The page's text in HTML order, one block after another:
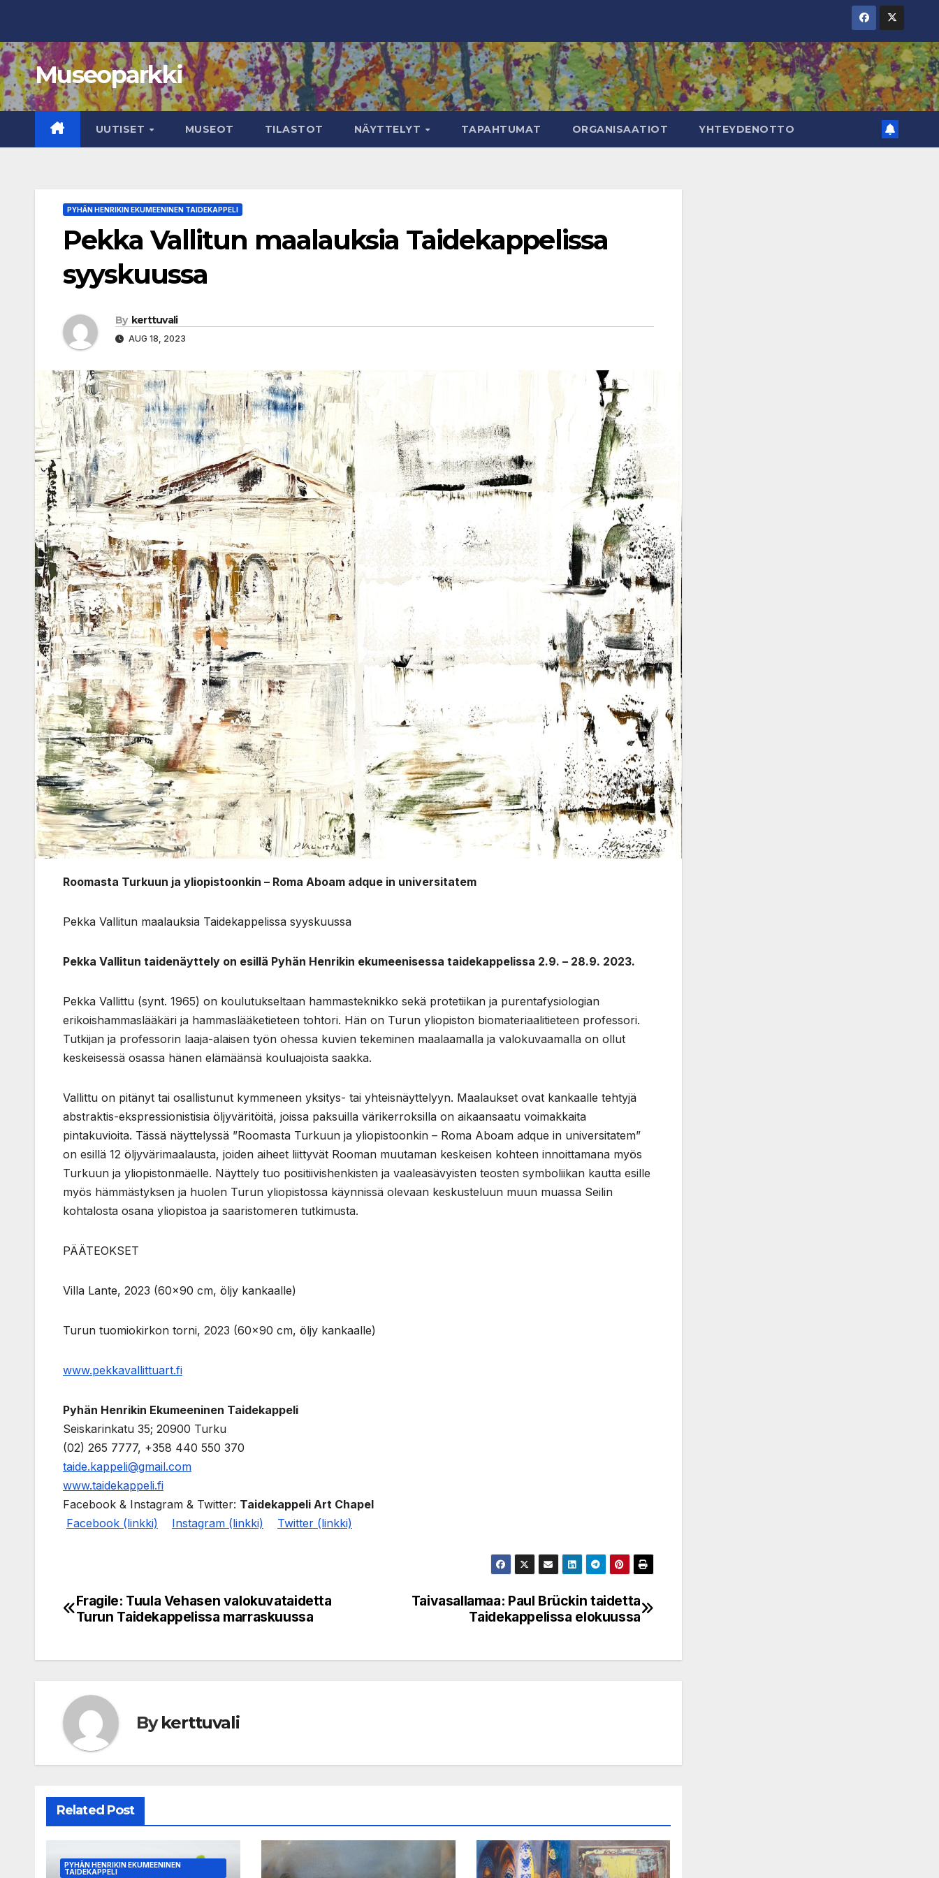
content
Museoparkki
UUTISET MUSEOT TILASTOT NÄYTTELYT TAPAHTUMAT ORGANISAATIOT YHTEYDENOTTO
PYHÄN HENRIKIN EKUMEENINEN TAIDEKAPPELI
Pekka Vallitun maalauksia Taidekappelissa
syyskuussa
By kerttuvali
AUG 18, 2023
Roomasta Turkuun ja yliopistoonkin – Roma Aboam adque in universitatem
Pekka Vallitun maalauksia Taidekappelissa syyskuussa
Pekka Vallitun taidenäyttely on esillä Pyhän Henrikin ekumeenisessa taidekappelissa 2.9. – 28.9. 2023.
Pekka Vallittu (synt. 1965) on koulutukseltaan hammasteknikko sekä protetiikan ja purentafysiologian
erikoishammaslääkäri ja hammaslääketieteen tohtori. Hän on Turun yliopiston biomateriaalitieteen professori.
Tutkijan ja professorin laaja-alaisen työn ohessa kuvien tekeminen maalaamalla ja valokuvaamalla on ollut
keskeisessä osassa hänen elämäänsä kouluajoista saakka.
Vallittu on pitänyt tai osallistunut kymmeneen yksitys- tai yhteisnäyttelyyn. Maalaukset ovat kankaalle tehtyjä
abstraktis-ekspressionistisia öljyväritöitä, joissa paksuilla värikerroksilla on aikaansaatu voimakkaita
pintakuvioita. Tässä näyttelyssä ”Roomasta Turkuun ja yliopistoonkin – Roma Aboam adque in universitatem”
on esillä 12 öljyvärimaalausta, joiden aiheet liittyvät Rooman muutaman keskeisen kohteen innoittamana myös
Turkuun ja yliopistonmäelle. Näyttely tuo positiivishenkisten ja vaaleasävyisten teosten symboliikan kautta esille
myös hämmästyksen ja huolen Turun yliopistossa käynnissä olevaan keskusteluun muun muassa Seilin
kohtalosta osana yliopistoa ja saaristomeren tutkimusta.
PÄÄTEOKSET
Villa Lante, 2023 (60×90 cm, öljy kankaalle)
Turun tuomiokirkon torni, 2023 (60×90 cm, öljy kankaalle)
www.pekkavallittuart.fi
Pyhän Henrikin Ekumeeninen Taidekappeli
Seiskarinkatu 35; 20900 Turku
(02) 265 7777, +358 440 550 370
taide.kappeli@gmail.com
www.taidekappeli.fi
Facebook & Instagram & Twitter: Taidekappeli Art Chapel
Facebook (linkki)
Instagram (linkki) Twitter (linkki)
Post
Taivasallamaa: Paul Brückin taidetta
Taidekappelissa elokuussa
Fragile: Tuula Vehasen valokuvataidetta
Turun Taidekappelissa marraskuussa
Bykerttuvali
Related Post
PYHÄN HENRIKIN EKUMEENINEN
TAIDEKAPPELI